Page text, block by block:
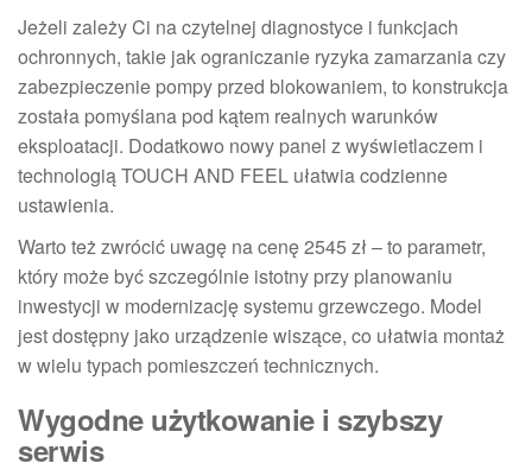
Jeżeli zależy Ci na czytelnej diagnostyce i funkcjach
ochronnych, takie jak ograniczanie ryzyka zamarzania czy
zabezpieczenie pompy przed blokowaniem, to konstrukcja
została pomyślana pod kątem realnych warunków
eksploatacji. Dodatkowo nowy panel z wyświetlaczem i
technologią TOUCH AND FEEL ułatwia codzienne
ustawienia.
Warto też zwrócić uwagę na cenę 2545 zł – to parametr,
który może być szczególnie istotny przy planowaniu
inwestycji w modernizację systemu grzewczego. Model
jest dostępny jako urządzenie wiszące, co ułatwia montaż
w wielu typach pomieszczeń technicznych.
Wygodne użytkowanie i szybszy
serwis